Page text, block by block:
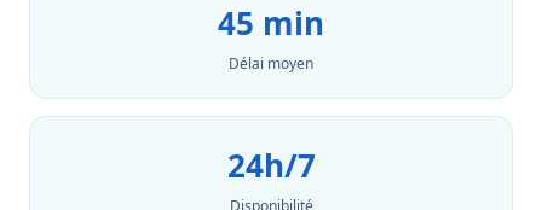
45 min
Délai moyen
24h/7
Disponibilité